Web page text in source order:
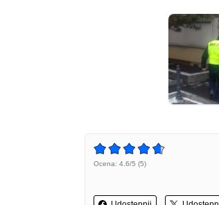
Ocena: 4.6/5 (5)